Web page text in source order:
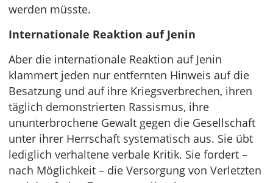
werden müsste.
Internationale Reaktion auf Jenin
Aber die internationale Reaktion auf Jenin
klammert jeden nur entfernten Hinweis auf die
Besatzung und auf ihre Kriegsverbrechen, ihren
täglich demonstrierten Rassismus, ihre
ununterbrochene Gewalt gegen die Gesellschaft
unter ihrer Herrschaft systematisch aus. Sie übt
lediglich verhaltene verbale Kritik. Sie fordert –
nach Möglichkeit – die Versorgung von Verletzten